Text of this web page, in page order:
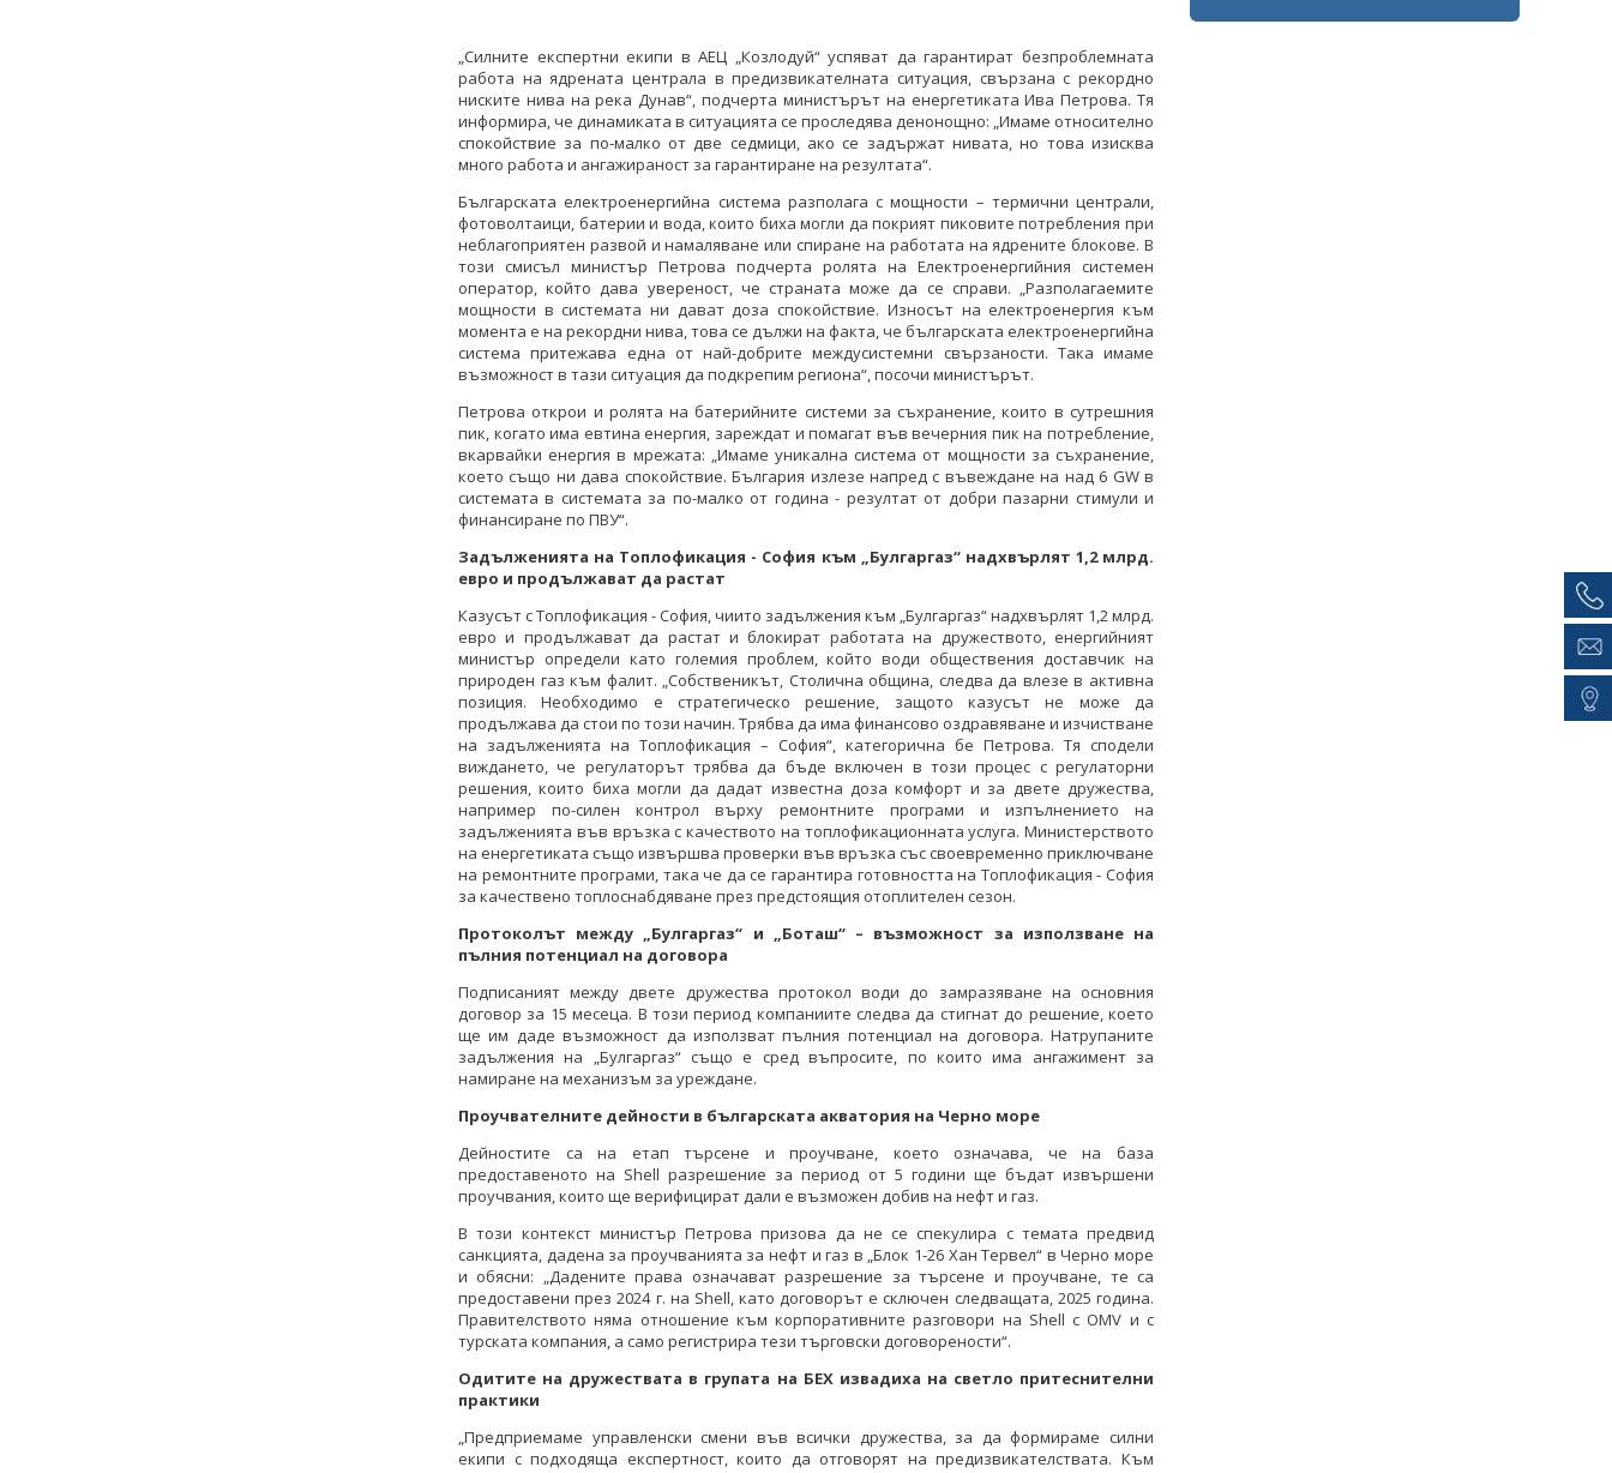
„Силните експертни екипи в АЕЦ „Козлодуй“ успяват да гарантират безпроблемната
работа на ядрената централа в предизвикателната ситуация, свързана с рекордно
ниските нива на река Дунав“, подчерта министърът на енергетиката Ива Петрова. Тя
информира, че динамиката в ситуацията се проследява денонощно: „Имаме относително
спокойствие за по-малко от две седмици, ако се задържат нивата, но това изисква
много работа и ангажираност за гарантиране на резултата“.
Българската електроенергийна система разполага с мощности – термични централи,
фотоволтаици, батерии и вода, които биха могли да покрият пиковите потребления при
неблагоприятен развой и намаляване или спиране на работата на ядрените блокове. В
този смисъл министър Петрова подчерта ролята на Електроенергийния системен
оператор, който дава увереност, че страната може да се справи. „Разполагаемите
мощности в системата ни дават доза спокойствие. Износът на електроенергия към
момента е на рекордни нива, това се дължи на факта, че българската електроенергийна
система притежава една от най-добрите междусистемни свързаности. Така имаме
възможност в тази ситуация да подкрепим региона“, посочи министърът.
Петрова открои и ролята на батерийните системи за съхранение, които в сутрешния
пик, когато има евтина енергия, зареждат и помагат във вечерния пик на потребление,
вкарвайки енергия в мрежата: „Имаме уникална система от мощности за съхранение,
което също ни дава спокойствие. България излезе напред с въвеждане на над 6 GW в
системата в системата за по-малко от година - резултат от добри пазарни стимули и
финансиране по ПВУ“.
Задълженията на Топлофикация - София към „Булгаргаз“ надхвърлят 1,2 млрд.
евро и продължават да растат
Казусът с Топлофикация - София, чиито задължения към „Булгаргаз“ надхвърлят 1,2 млрд.
евро и продължават да растат и блокират работата на дружеството, енергийният
министър определи като големия проблем, който води обществения доставчик на
природен газ към фалит. „Собственикът, Столична община, следва да влезе в активна
позиция. Необходимо е стратегическо решение, защото казусът не може да
продължава да стои по този начин. Трябва да има финансово оздравяване и изчистване
на задълженията на Топлофикация – София“, категорична бе Петрова. Тя сподели
виждането, че регулаторът трябва да бъде включен в този процес с регулаторни
решения, които биха могли да дадат известна доза комфорт и за двете дружества,
например по-силен контрол върху ремонтните програми и изпълнението на
задълженията във връзка с качеството на топлофикационната услуга. Министерството
на енергетиката също извършва проверки във връзка със своевременно приключване
на ремонтните програми, така че да се гарантира готовността на Топлофикация - София
за качествено топлоснабдяване през предстоящия отоплителен сезон.
Протоколът между „Булгаргаз“ и „Боташ“ – възможност за използване на
пълния потенциал на договора
Подписаният между двете дружества протокол води до замразяване на основния
договор за 15 месеца. В този период компаниите следва да стигнат до решение, което
ще им даде възможност да използват пълния потенциал на договора. Натрупаните
задължения на „Булгаргаз“ също е сред въпросите, по които има ангажимент за
намиране на механизъм за уреждане.
Проучвателните дейности в българската акватория на Черно море
Дейностите са на етап търсене и проучване, което означава, че на база
предоставеното на Shell разрешение за период от 5 години ще бъдат извършени
проучвания, които ще верифицират дали е възможен добив на нефт и газ.
В този контекст министър Петрова призова да не се спекулира с темата предвид
санкцията, дадена за проучванията за нефт и газ в „Блок 1-26 Хан Тервел“ в Черно море
и обясни: „Дадените права означават разрешение за търсене и проучване, те са
предоставени през 2024 г. на Shell, като договорът е сключен следващата, 2025 година.
Правителството няма отношение към корпоративните разговори на Shell с OMV и с
турската компания, а само регистрира тези търговски договорености“.
Одитите на дружествата в групата на БЕХ извадиха на светло притеснителни
практики
„Предприемаме управленски смени във всички дружества, за да формираме силни
екипи с подходяща експертност, които да отговорят на предизвикателствата. Към